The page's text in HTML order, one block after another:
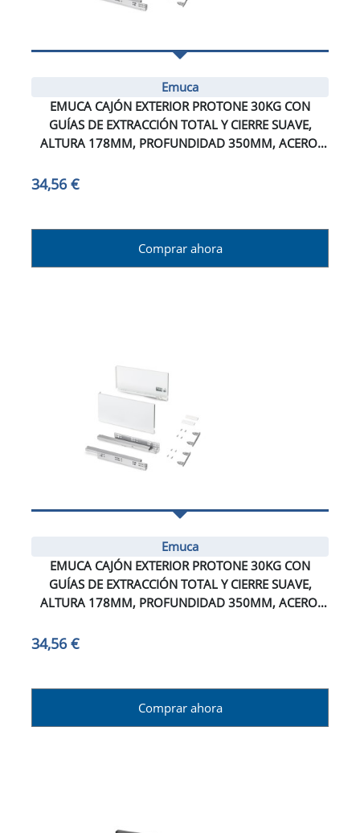
Emuca
EMUCA CAJÓN EXTERIOR PROTONE 30KG CON
GUÍAS DE EXTRACCIÓN TOTAL Y CIERRE SUAVE,
ALTURA 178MM, PROFUNDIDAD 350MM, ACERO,
34,56 €
Comprar ahora
Emuca
EMUCA CAJÓN EXTERIOR PROTONE 30KG CON
GUÍAS DE EXTRACCIÓN TOTAL Y CIERRE SUAVE,
ALTURA 178MM, PROFUNDIDAD 350MM, ACERO,
34,56 €
Comprar ahora